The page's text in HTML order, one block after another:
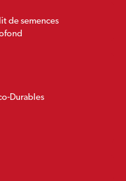
de semences
Durables